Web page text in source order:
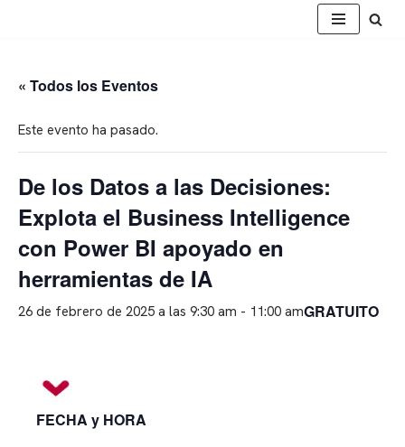
contenido
« Todos los Eventos
Este evento ha pasado.
De los Datos a las Decisiones:
Explota el Business Intelligence
con Power BI apoyado en
herramientas de IA
26 de febrero de 2025 a las 9:30 am - 11:00 amGRATUITO
FECHA y HORA